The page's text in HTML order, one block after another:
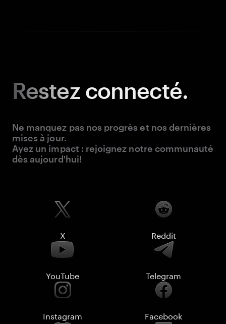
Restezconnecté.
Ne manquez pas nos progrès et nos dernières
mises à jour.
Ayez un impact : rejoignez notre communauté
dès aujourd'hui!
X Reddit
YouTube Telegram
Instagram Facebook